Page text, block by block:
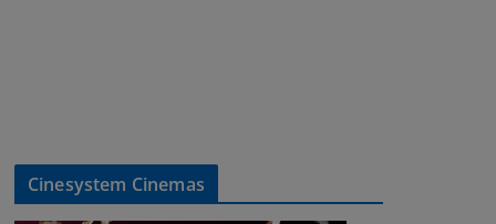
Cinesystem Cinemas